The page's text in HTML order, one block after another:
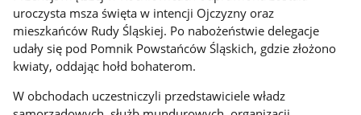
uroczysta msza święta w intencji Ojczyzny oraz
mieszkańców Rudy Śląskiej. Po nabożeństwie delegacje
udały się pod Pomnik Powstańców Śląskich, gdzie złożono
kwiaty, oddając hołd bohaterom.
W obchodach uczestniczyli przedstawiciele władz